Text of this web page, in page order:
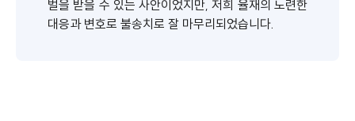
벌을 받을 수 있는 사안이었지만, 저희 율재의 노련한
대응과 변호로 불송치로 잘 마무리되었습니다.